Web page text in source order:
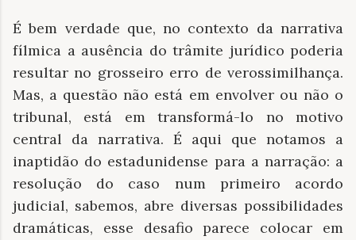
É bem verdade que, no contexto da narrativa
fílmica a ausência do trâmite jurídico poderia
resultar no grosseiro erro de verossimilhança.
Mas, a questão não está em envolver ou não o
tribunal, está em transformá-lo no motivo
central da narrativa. É aqui que notamos a
inaptidão do estadunidense para a narração: a
resolução do caso num primeiro acordo
judicial, sabemos, abre diversas possibilidades
dramáticas, esse desafio parece colocar em